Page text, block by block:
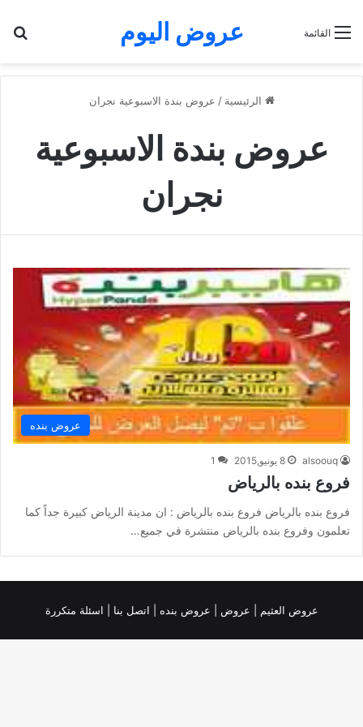
عروض اليوم القائمة
الرئيسية / عروض بندة الاسبوعية نجران
عروض بندة الاسبوعية
نجران
عروض بنده
alsoouq 8 يونيو,2015 1
فروع بنده بالرياض
فروع بنده بالرياض فروع بنده بالرياض : ان مدينة الرياض كبيرة جداً كما
تعلمون وفروع بنده بالرياض منتشرة في جميع…
عروض العثيم عروض عروض بنده | اتصل بنا | اسئلة متكررة